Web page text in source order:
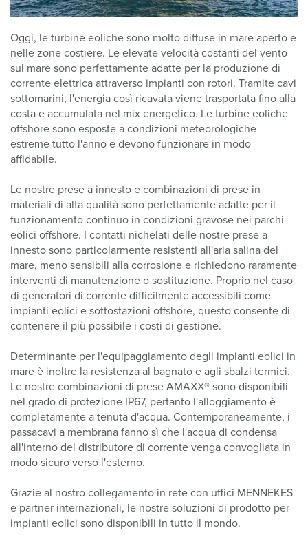
Oggi, le turbine eoliche sono molto diffuse in mare aperto e
nelle zone costiere. Le elevate velocità costanti del vento
sul mare sono perfettamente adatte per la produzione di
corrente elettrica attraverso impianti con rotori. Tramite cavi
sottomarini, l'energia così ricavata viene trasportata fino alla
costa e accumulata nel mix energetico. Le turbine eoliche
offshore sono esposte a condizioni meteorologiche
estreme tutto l'anno e devono funzionare in modo
affidabile.
Le nostre prese a innesto e combinazioni di prese in
materiali di alta qualità sono perfettamente adatte per il
funzionamento continuo in condizioni gravose nei parchi
eolici offshore. I contatti nichelati delle nostre prese a
innesto sono particolarmente resistenti all'aria salina del
mare, meno sensibili alla corrosione e richiedono raramente
interventi di manutenzione o sostituzione. Proprio nel caso
di generatori di corrente difficilmente accessibili come
impianti eolici e sottostazioni offshore, questo consente di
contenere il più possibile i costi di gestione.
Determinante per l'equipaggiamento degli impianti eolici in
mare è inoltre la resistenza al bagnato e agli sbalzi termici.
Le nostre combinazioni di prese AMAXX® sono disponibili
nel grado di protezione IP67, pertanto l'alloggiamento è
completamente a tenuta d'acqua. Contemporaneamente, i
passacavi a membrana fanno sì che l'acqua di condensa
all'interno del distributore di corrente venga convogliata in
modo sicuro verso l'esterno.
Grazie al nostro collegamento in rete con uffici MENNEKES
e partner internazionali, le nostre soluzioni di prodotto per
impianti eolici sono disponibili in tutto il mondo.